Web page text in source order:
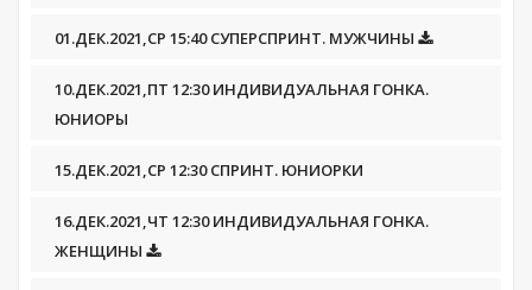
01.ДЕК.2021,СР 15:40 СУПЕРСПРИНТ. МУЖЧИНЫ
10.ДЕК.2021,ПТ 12:30 ИНДИВИДУАЛЬНАЯ ГОНКА.
ЮНИОРЫ
15.ДЕК.2021,СР 12:30 СПРИНТ. ЮНИОРКИ
16.ДЕК.2021,ЧТ 12:30 ИНДИВИДУАЛЬНАЯ ГОНКА.
ЖЕНЩИНЫ